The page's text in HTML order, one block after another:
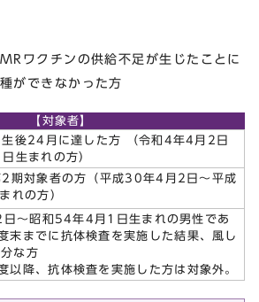
ワクチンの供給不足が生じたことに
ができなかった方
【対象者】
後24月に達した方 （令和4年4月2日
生まれの方）
期対象者の方（平成30年4月2日～平成
れの方）
～昭和54年4月1日生まれの男性であ
末までに抗体検査を実施した結果、風し
な方
以降、抗体検査を実施した方は対象外。